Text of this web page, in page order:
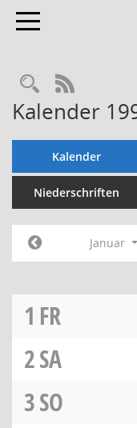
Toggle navigation
RSS-
Kalender
Kalender
Niederschriften
Januar
1 FR
2SA
3SO